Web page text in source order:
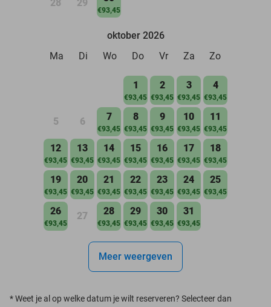
28 29
€93,45
oktober 2026
Ma
Di Wo Do Vr Za Zo
1
€93,45
2
€93,45
3
€93,45
4
€93,45
5 6 7
€93,45
8
€93,45
9
€93,45
10
€93,45
11
€93,45
12
€93,45
13
€93,45
14
€93,45
15
€93,45
16
€93,45
17
€93,45
18
€93,45
19
€93,45
20
€93,45
21
€93,45
22
€93,45
23
€93,45
24
€93,45
25
€93,45
26
€93,45
27 28
€93,45
29
€93,45
30
€93,45
31
€93,45
Meer weergeven
*Weet je al op welke datum je wilt reserveren? Selecteer dan